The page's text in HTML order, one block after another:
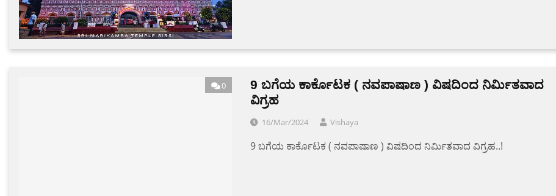
0
9 ಬಗೆಯ ಕಾರ್ಕೊಟಕ ( ನವಪಾಷಾಣ ) ವಿಷದಿಂದ ನಿರ್ಮಿತವಾದ
ವಿಗ್ರಹ
16/Mar/2024 Vishaya
9 ಬಗೆಯ ಕಾರ್ಕೊಟಕ ( ನವಪಾಷಾಣ ) ವಿಷದಿಂದ ನಿರ್ಮಿತವಾದ ವಿಗ್ರಹ..!